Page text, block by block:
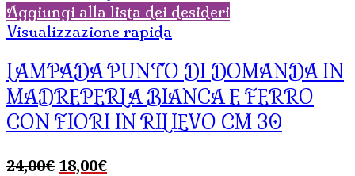
Aggiungi alla lista dei desideri
Visualizzazione rapida
LAMPADA PUNTO DI DOMANDA IN
MADREPERLA BIANCA E FERRO
CON FIORI IN RILIEVO CM 30
24,00€ Il
18,00€Il